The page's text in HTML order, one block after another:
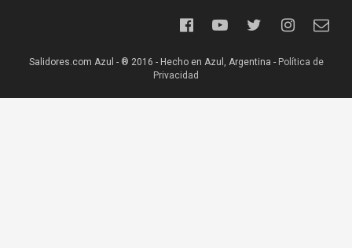
Salidores.com Azul - ® 2016 - Hecho en Azul, Argentina - Política de
Privacidad